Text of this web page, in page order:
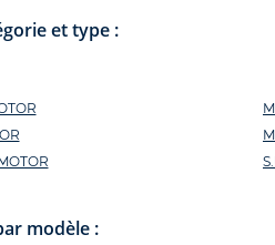
et type :
modèle :